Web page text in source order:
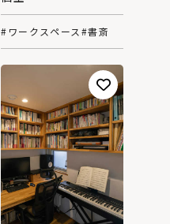
#ワークスペース #書斎